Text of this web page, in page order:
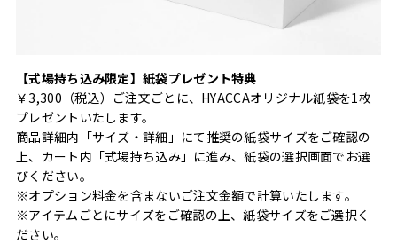
【式場持ち込み限定】紙袋プレゼント特典
￥3,300（税込）ご注文ごとに、HYACCAオリジナル紙袋を1枚
プレゼントいたします。
商品詳細内「サイズ・詳細」にて推奨の紙袋サイズをご確認の
上、カート内「式場持ち込み」に進み、紙袋の選択画面でお選
びください。
※オプション料金を含まないご注文金額で計算いたします。
※アイテムごとにサイズをご確認の上、紙袋サイズをご選択く
ださい。